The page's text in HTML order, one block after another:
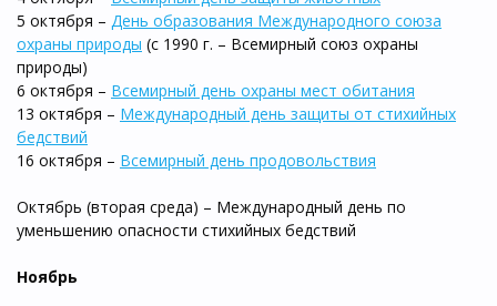
5 октября – День образования Международного союза
охраны природы (с 1990 г. – Всемирный союз охраны
природы)
6 октября – Всемирный день охраны мест обитания
13 октября – Международный день защиты от стихийных
бедствий
16 октября – Всемирный день продовольствия
Октябрь (вторая среда) – Международный день по
уменьшению опасности стихийных бедствий
Ноябрь